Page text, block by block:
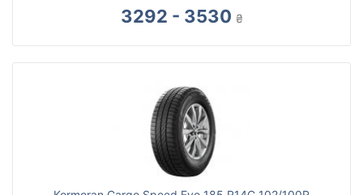
3292 - 3530 ₴